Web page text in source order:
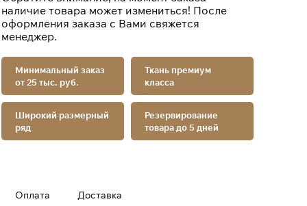
наличие товара может измениться! После
оформления заказа с Вами свяжется
менеджер.
Минимальный заказ
от 25 тыс. руб.
Ткань премиум
класса
Широкий размерный
ряд
Резервирование
товара до 5 дней
Оплата Доставка